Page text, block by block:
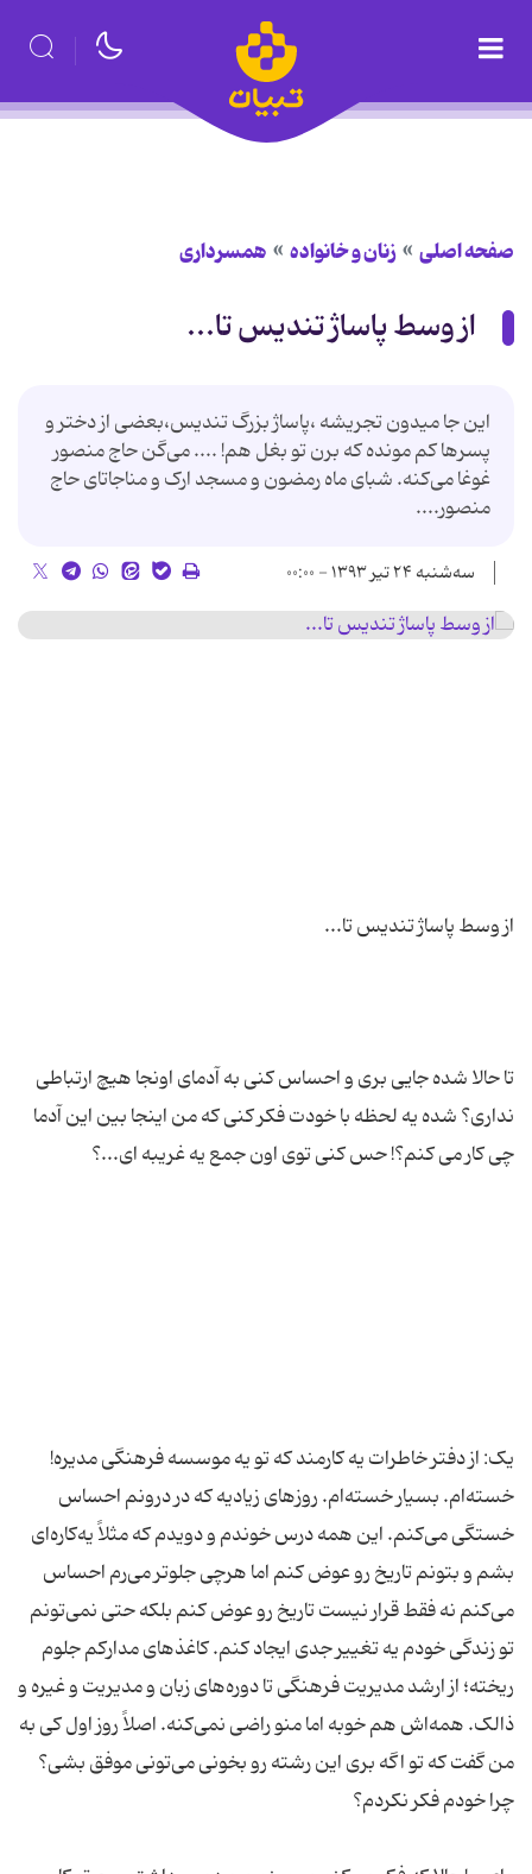
صفحه اصلی زنان و خانواده همسرداری
از وسط پاساژ تندیس تا...
این جا میدون تجریشه ،پاساژ بزرگ تندیس،بعضی‌ از دختر و
پسرها کم مونده که برن تو بغل هم! .... می‌گن حاج منصور
غوغا می‌کنه. شبای ماه رمضون و مسجد ارک و مناجاتای حاج
منصور....
سه‌شنبه ۲۴ تیر ۱۳۹۳ - ۰۰:۰۰
تا حالا شده جایی بری و احساس کنی به آدمای اونجا هیچ ارتباطی
نداری؟ شده یه لحظه با خودت فکر کنی که من اینجا بین این آدما
خسته‌ام. بسیار خسته‌ام. روزهای زیادیه که در درونم احساس
خستگی می‌کنم. این همه درس خوندم و دویدم که مثلاً یه‌کاره‌ای
بشم و بتونم تاریخ رو عوض کنم اما هرچی جلوتر می‌رم احساس
می‌کنم نه فقط قرار نیست تاریخ رو عوض کنم بلکه حتی نمی‌تونم
تو زندگی خودم یه تغییر جدی ایجاد کنم. کاغذهای مدارکم جلوم
ریخته؛ از ارشد مدیریت فرهنگی تا دوره‌های زبان و مدیریت و غیره و
ذالک. همه‌اش هم خوبه اما منو راضی نمی‌کنه. اصلاً روز اول کی به
من گفت که تو اگه بری این رشته رو بخونی می‌تونی موفق بشی؟